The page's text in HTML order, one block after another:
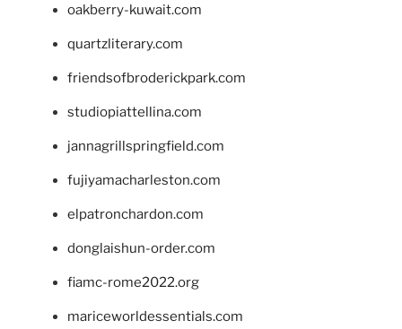
oakberry-kuwait.com
quartzliterary.com
friendsofbroderickpark.com
studiopiattellina.com
jannagrillspringfield.com
fujiyamacharleston.com
elpatronchardon.com
donglaishun-order.com
fiamc-rome2022.org
mariceworldessentials.com